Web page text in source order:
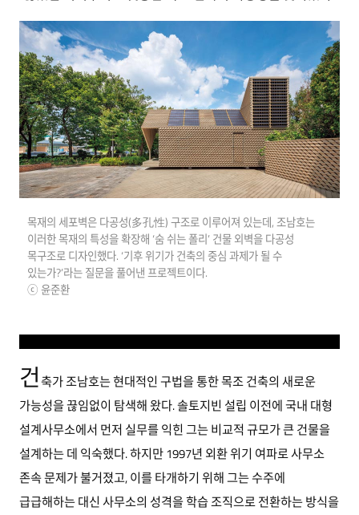
목재의 세포벽은 다공성(多孔性) 구조로 이루어져 있는데, 조남호는
이러한 목재의 특성을 확장해 ‘숨 쉬는 폴리’ 건물 외벽을 다공성
목구조로 디자인했다. ‘기후 위기가 건축의 중심 과제가 될 수
있는가?’라는 질문을 풀어낸 프로젝트이다.
ⓒ 윤준환
건축가 조남호는 현대적인 구법을 통한 목조 건축의 새로운
가능성을 끊임없이 탐색해 왔다. 솔토지빈 설립 이전에 국내 대형
설계사무소에서 먼저 실무를 익힌 그는 비교적 규모가 큰 건물을
설계하는 데 익숙했다. 하지만 1997년 외환 위기 여파로 사무소
존속 문제가 불거졌고, 이를 타개하기 위해 그는 수주에
급급해하는 대신 사무소의 성격을 학습 조직으로 전환하는 방식을